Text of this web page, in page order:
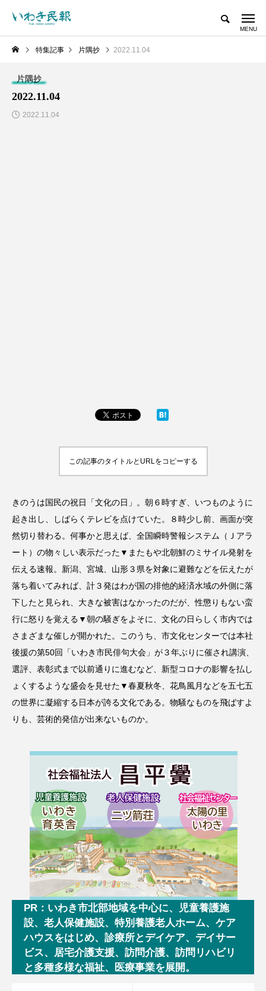
特集記事 片隅抄 2022.11.04
片隅抄
2022.11.04
2022.11.04
この記事のタイトルとURLをコピーする
きのうは国民の祝日「文化の日」。朝６時すぎ、いつものように
起き出し、しばらくテレビを点けていた。８時少し前、画面が突
然切り替わる。何事かと思えば、全国瞬時警報システム（Ｊアラ
ート）の物々しい表示だった▼またもや北朝鮮のミサイル発射を
伝える速報。新潟、宮城、山形３県を対象に避難などを伝えたが
落ち着いてみれば、計３発はわが国の排他的経済水域の外側に落
下したと見られ、大きな被害はなかったのだが、性懲りもない蛮
行に怒りを覚える▼朝の騒ぎをよそに、文化の日らしく市内では
さまざまな催しが開かれた。このうち、市文化センターでは本社
後援の第50回「いわき市民俳句大会」が３年ぶりに催され講演、
選評、表彰式まで以前通りに進むなど、新型コロナの影響を払し
ょくするような盛会を見せた▼春夏秋冬、花鳥風月などを五七五
の世界に凝縮する日本が誇る文化である。物騒なものを飛ばすよ
りも、芸術的発信が出来ないものか。
PR：いわき市北部地域を中心に、児童養護施
設、老人保健施設、特別養護老人ホーム、ケア
ハウスをはじめ、診療所とデイケア、デイサー
ビス、居宅介護支援、訪問介護、訪問リハビリ
と多種多様な福祉、医療事業を展開。